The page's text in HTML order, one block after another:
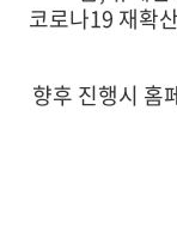
코로나19 재확
향후 진행시 홈